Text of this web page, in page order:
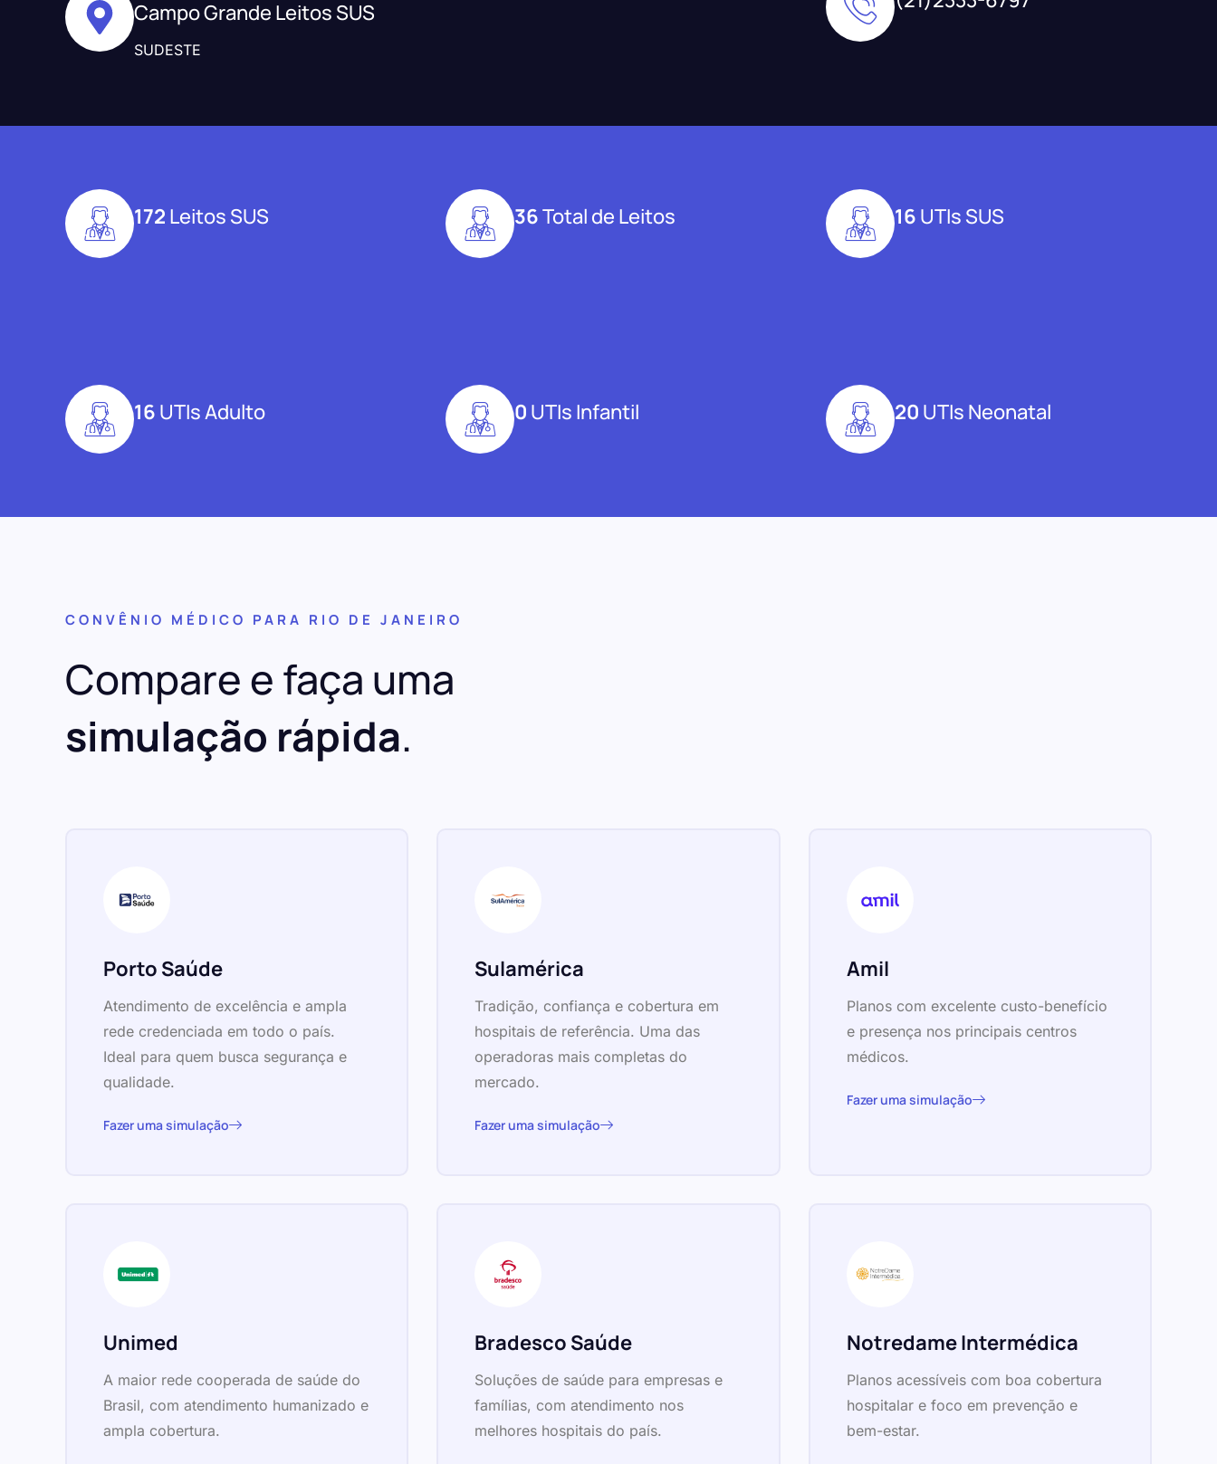
Campo Grande Leitos SUS
SUDESTE
172 Leitos SUS 36Total de Leitos 16 UTIs SUS
16 UTIs Adulto 0 UTIs Infantil 20 UTIs Neonatal
CONVÊNIO MÉDICO PARA RIO DE JANEIRO
Compare e faça uma
simulação rápida.
Porto Saúde
Atendimento de excelência e ampla
rede credenciada em todo o país.
Ideal para quem busca segurança e
qualidade.
Fazer uma simulação
Sulamérica
Tradição, confiança e cobertura em
hospitais de referência. Uma das
operadoras mais completas do
mercado.
Fazer uma simulação
Amil
Planos com excelente custo-benefício
e presença nos principais centros
médicos.
Fazer uma simulação
Unimed
A maior rede cooperada de saúde do
Brasil, com atendimento humanizado e
ampla cobertura.
Bradesco Saúde
Soluções de saúde para empresas e
famílias, com atendimento nos
melhores hospitais do país.
Notredame Intermédica
Planos acessíveis com boa cobertura
hospitalar e foco em prevenção e
bem-estar.